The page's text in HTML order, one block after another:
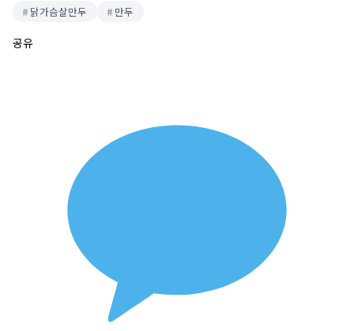
닭가슴살만두
만두
공유